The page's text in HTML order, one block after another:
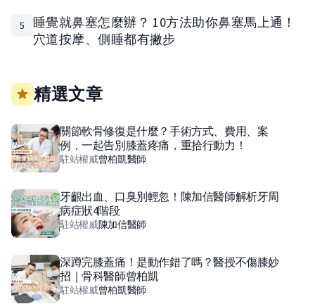
5
睡覺就鼻塞怎麼辦？ 10方法助你鼻塞馬上通！
穴道按摩、側睡都有撇步
精選文章
關節軟骨修復是什麼？手術方式、費用、案
例，一起告別膝蓋疼痛，重拾行動力！
駐站權威曾柏凱醫師
牙齦出血、口臭別輕忽！陳加信醫師解析牙周
病症狀4階段
駐站權威陳加信醫師
深蹲完膝蓋痛！是動作錯了嗎？醫授不傷膝妙
招｜骨科醫師曾柏凱
駐站權威曾柏凱醫師